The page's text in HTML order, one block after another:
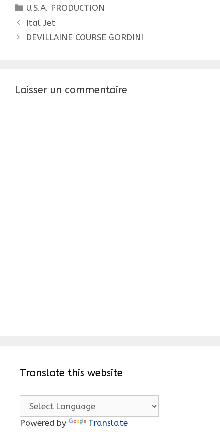
Catégories
U.S.A. PRODUCTION
Navigation
des
Ital Jet
DEVILLAINE COURSE GORDINI
Laisser un commentaire
Translate this website
Powered by Translate